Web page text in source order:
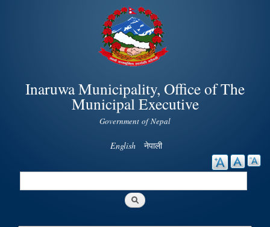
Skip to
main
content
Inaruwa Municipality, Office of The
Municipal Executive
Government of Nepal
English नेपाली
Search